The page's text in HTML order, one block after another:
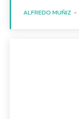
ALFREDO MUÑIZ -